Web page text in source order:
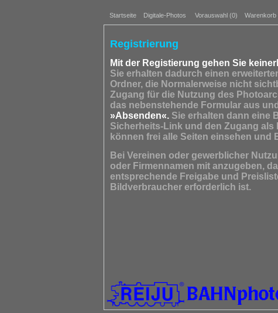
Startseite Digitale-Photos Vorauswahl (0) Warenkorb
Registrierung
Mit der Registierung gehen Sie
Sie erhalten dadurch einen
Ordner, die Normalerweise nicht
Zugang für die Nutzung des
das nebenstehende Formular aus
»Absenden«. Sie erhalten dann eine
Sicherheits-Link und den Zugang als
können frei alle Seiten einsehen und
Bei Vereinen oder gewerblicher
oder Firmennamen mit anzugeben,
entsprechende Freigabe und
Bildverbraucher erforderlich ist.